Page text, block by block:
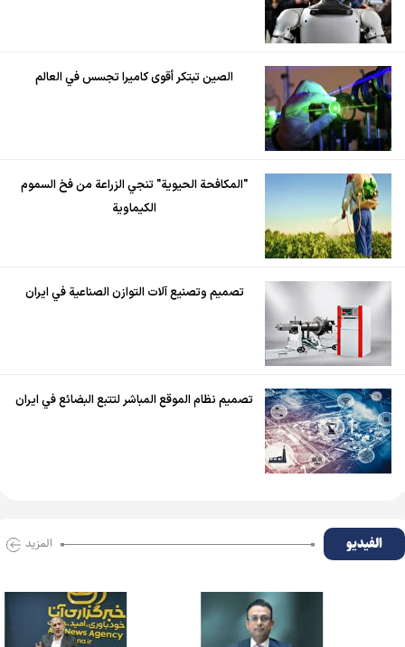
الصين تبتكر أقوى كاميرا تجسس في العالم
"المكافحة الحيوية" تنجي الزراعة من فخ السموم
الكيماوية
تصميم وتصنيع آلات التوازن الصناعية في ايران
تصميم نظام الموقع المباشر لتتبع البضائع في ايران
الفیدیو المزید